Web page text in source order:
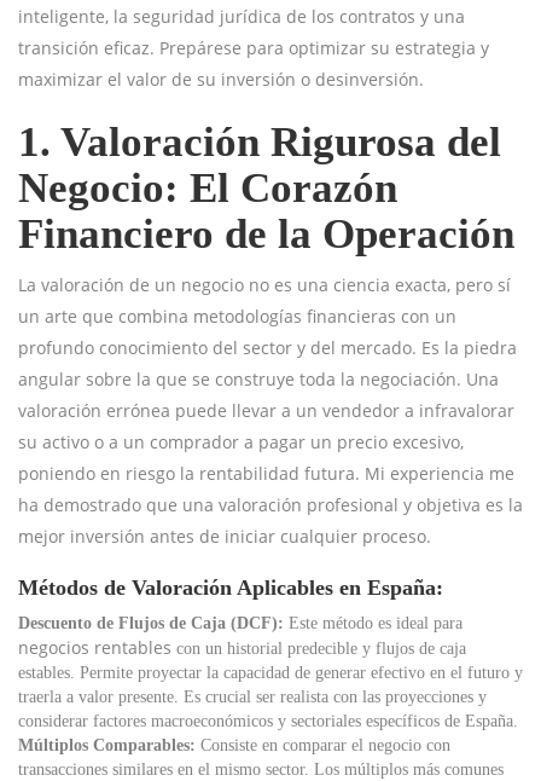
inteligente, la seguridad jurídica de los contratos y una
transición eficaz. Prepárese para optimizar su estrategia y
maximizar el valor de su inversión o desinversión.
1. Valoración Rigurosa del
Negocio: El Corazón
Financiero de la Operación
La valoración de un negocio no es una ciencia exacta, pero sí
un arte que combina metodologías financieras con un
profundo conocimiento del sector y del mercado. Es la piedra
angular sobre la que se construye toda la negociación. Una
valoración errónea puede llevar a un vendedor a infravalorar
su activo o a un comprador a pagar un precio excesivo,
poniendo en riesgo la rentabilidad futura. Mi experiencia me
ha demostrado que una valoración profesional y objetiva es la
mejor inversión antes de iniciar cualquier proceso.
Métodos de Valoración Aplicables en España:
Descuento de Flujos de Caja (DCF): Este método es ideal para
negocios rentables con un historial predecible y flujos de caja
estables. Permite proyectar la capacidad de generar efectivo en el futuro y
traerla a valor presente. Es crucial ser realista con las proyecciones y
considerar factores macroeconómicos y sectoriales específicos de España.
Múltiplos Comparables: Consiste en comparar el negocio con
transacciones similares en el mismo sector. Los múltiplos más comunes